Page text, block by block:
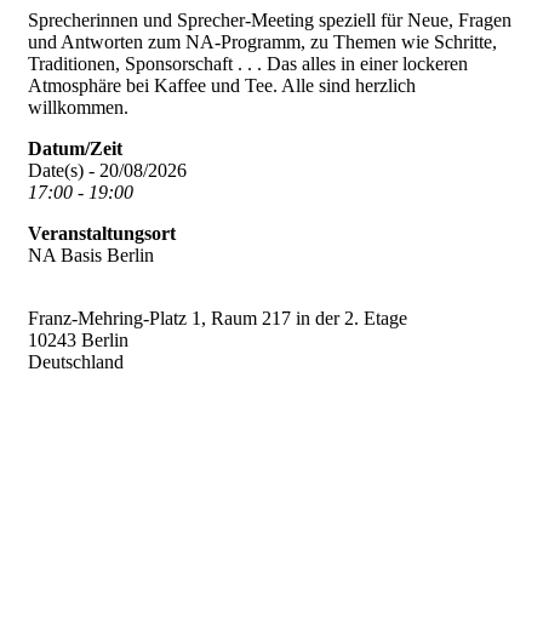
Sprecherinnen und Sprecher-Meeting speziell für Neue, Fragen
und Antworten zum NA-Programm, zu Themen wie Schritte,
Traditionen, Sponsorschaft . . . Das alles in einer lockeren
Atmosphäre bei Kaffee und Tee. Alle sind herzlich
willkommen.
Datum/Zeit
Date(s) - 20/08/2026
17:00 - 19:00
Veranstaltungsort
NA Basis Berlin
Franz-Mehring-Platz 1, Raum 217 in der 2. Etage
10243 Berlin
Deutschland